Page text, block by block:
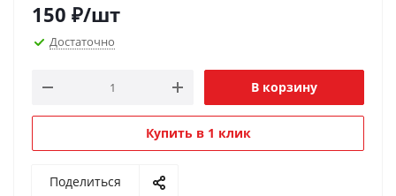
150 ₽/шт
Достаточно
В корзину
Купить в 1 клик
Поделиться